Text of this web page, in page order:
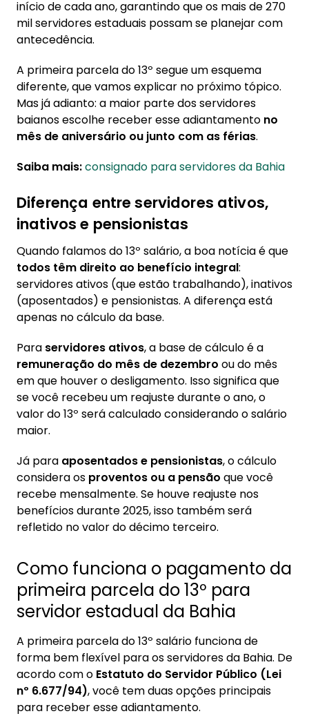
4.3. 13º salário em caso de exoneração ou
demissão
5. Descontos no 13º salário do servidor da
Bahia: o que é retido?
5.1. INSS e Imposto de Renda: quando são
descontados
5.2. Diferença entre primeira e segunda
início de cada ano, garantindo que os mais de 270
mil servidores estaduais possam se planejar com
antecedência.
A primeira parcela do 13º segue um esquema
diferente, que vamos explicar no próximo tópico.
Mas já adianto: a maior parte dos servidores
baianos escolhe receber esse adiantamento no
mês de aniversário ou junto com as férias.
Saiba mais:consignado para servidores da Bahia
Diferença entre servidores ativos,
inativos e pensionistas
Quando falamos do 13º salário, a boa notícia é que
todos têm direito ao benefício integral:
servidores ativos (que estão trabalhando), inativos
(aposentados) e pensionistas. A diferença está
apenas no cálculo da base.
Para servidores ativos, a base de cálculo é a
remuneração do mês de dezembro ou do mês
em que houver o desligamento. Isso significa que
se você recebeu um reajuste durante o ano, o
valor do 13º será calculado considerando o salário
maior.
Já para aposentados e pensionistas, o cálculo
considera os proventos ou a pensão que você
recebe mensalmente. Se houve reajuste nos
benefícios durante 2025, isso também será
refletido no valor do décimo terceiro.
Como funciona o pagamento da
primeira parcela do 13º para
servidor estadual da Bahia
A primeira parcela do 13º salário funciona de
forma bem flexível para os servidores da Bahia. De
acordo com o Estatuto do Servidor Público (Lei
nº 6.677/94), você tem duas opções principais
para receber esse adiantamento.